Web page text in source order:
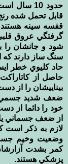
حدود 10
قابل تحمل شده
قفسه سينه
گرفتگي عروق
شود و جانشان را
سنگ ساز دارند كه
حاد كليوي خطر
بيناييشان را از
ضعف شديد جسمي
خود را دائما از
از ضعف جسماني يا
وضعيت وخيم
كمر بشدت
پزشكي هستند.